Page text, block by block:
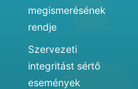
megismerésének
rendje
Szervezeti
integritást sértő
események